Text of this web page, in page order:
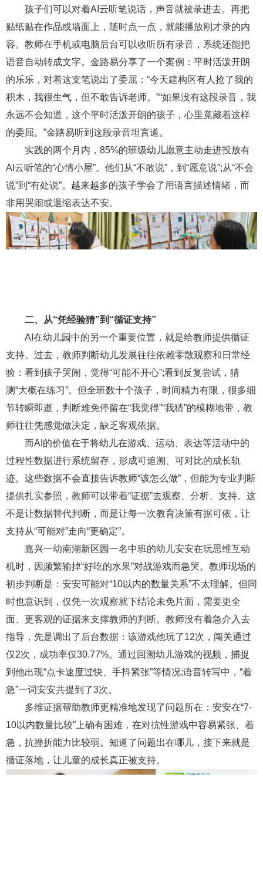
孩子们可以对着AI云听笔说话，声音就被录进去。再把
贴纸贴在作品或墙面上，随时点一点，就能播放刚才录的内
容。教师在手机或电脑后台可以收听所有录音，系统还能把
语音自动转成文字。金路易分享了一个案例：平时活泼开朗
的乐乐，对着这支笔说出了委屈：“今天建构区有人抢了我的
积木，我很生气，但不敢告诉老师。”“如果没有这段录音，我
永远不会知道，这个平时活泼开朗的孩子，心里竟藏着这样
的委屈。”金路易听到这段录音坦言道。
实践的两个月内，85%的班级幼儿愿意主动走进投放有
AI云听笔的“心情小屋”。他们从“不敢说”，到“愿意说”;从“不会
说”到“有处说”。越来越多的孩子学会了用语言描述情绪，而
非用哭闹或退缩表达不安。
二、从“凭经验猜”到“循证支持”
AI在幼儿园中的另一个重要位置，就是给教师提供循证
支持。过去，教师判断幼儿发展往往依赖零散观察和日常经
验：看到孩子哭闹，觉得“可能不开心”;看到反复尝试，猜
测“大概在练习”。但全班数十个孩子，时间精力有限，很多细
节转瞬即逝，判断难免停留在“我觉得”“我猜”的模糊地带，教
师往往凭感觉做决定，缺乏客观依据。
而AI的价值在于将幼儿在游戏、运动、表达等活动中的
过程性数据进行系统留存，形成可追溯、可对比的成长轨
迹。这些数据不会直接告诉教师“该怎么做”，但能为专业判断
提供扎实参照，教师可以带着“证据”去观察、分析、支持。这
不是让数据替代判断，而是让每一次教育决策有据可依，让
支持从“可能对”走向“更确定”。
嘉兴一幼南湖新区园一名中班的幼儿安安在玩思维互动
机时，因频繁输掉“好吃的水果”对战游戏而急哭。教师现场的
初步判断是：安安可能对“10以内的数量关系”不太理解。但同
时也意识到，仅凭一次观察就下结论未免片面，需要更全
面、更客观的证据来支撑教师的判断。教师没有着急介入去
指导，先是调出了后台数据：该游戏他玩了12次，闯关通过
仅2次，成功率仅30.77%。通过回溯幼儿游戏的视频，捕捉
到他出现“点卡速度过快、手抖紧张”等情况;语音转写中，“着
急”一词安安共提到了3次。
多维证据帮助教师更精准地发现了问题所在：安安在“7-
10以内数量比较”上确有困难，在对抗性游戏中容易紧张、着
急，抗挫折能力比较弱。知道了问题出在哪儿，接下来就是
循证落地，让儿童的成长真正被支持。